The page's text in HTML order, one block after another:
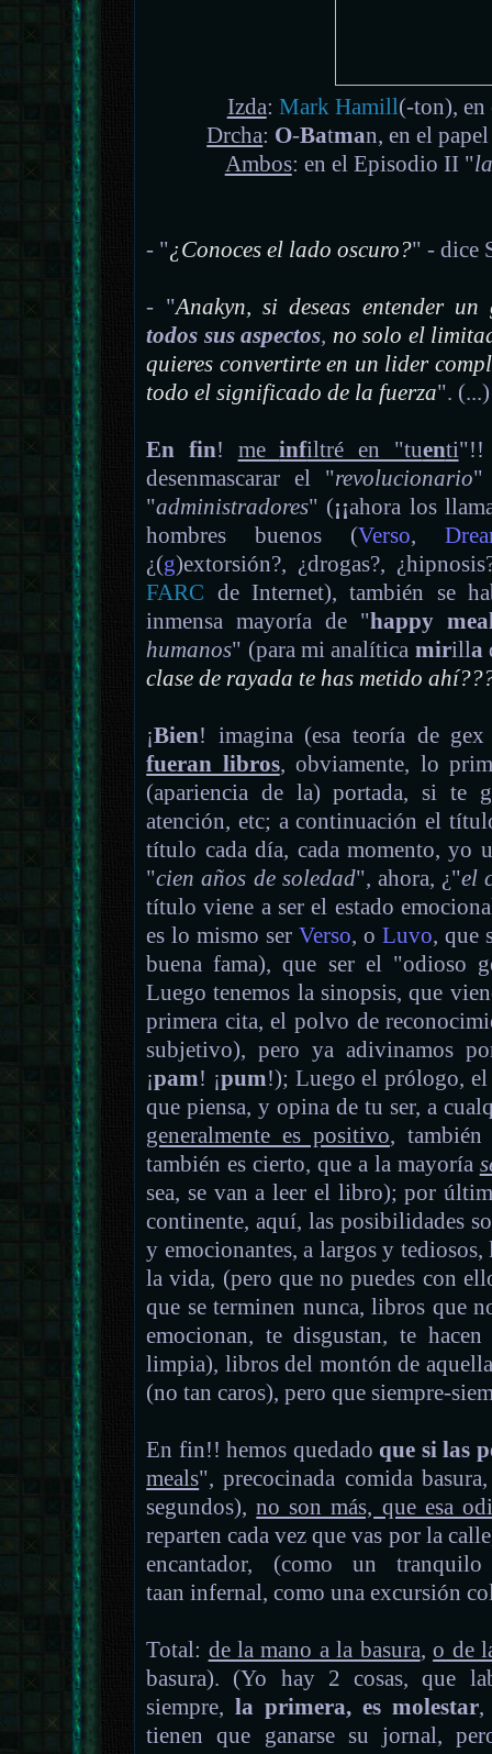
Izda: Mark Hamill(-ton), en
Drcha: O-Batman, en el
Ambos: en el Episodio II "
- "¿Conoces el lado oscuro?" - dice
- "Anakyn, si deseas entender
todos sus aspectos, no solo el
quieres convertirte en un lider
todo el significado de la fuerza". (...)
En fin! meinfiltré en "tuenti"!!
desenmascarar el "revolucionario"
"administradores" (¡¡ahora los
hombres buenos (Verso,
¿(g)extorsión?, ¿drogas?,
FARC de Internet), también se
inmensa mayoría de "happy
humanos" (para mi analítica mirilla
clase de rayada te has metido
¡Bien! imagina (esa teoría de
fueran libros, obviamente, lo
(apariencia de la) portada, si te
atención, etc; a continuación el
título cada día, cada momento, yo
"cien años de soledad", ahora, ¿"el
título viene a ser el estado
es lo mismo ser Verso, o Luvo, que
buena fama), que ser el "odioso
Luego tenemos la sinopsis, que
primera cita, el polvo de
subjetivo), pero ya adivinamos
¡pam! ¡pum!); Luego el prólogo, el
que piensa, y opina de tu ser, a
generalmente es positivo, también
también es cierto, que a la mayoría
sea, se van a leer el libro); por
continente, aquí, las posibilidades
y emocionantes, a largos y
la vida, (pero que no puedes con
que se terminen nunca, libros que
emocionan, te disgustan, te
limpia), libros del montón de
(no tan caros), pero que siempre-
En fin!! hemos quedado que si las
meals", precocinada comida
segundos),no son más, que esa
reparten cada vez que vas por la
encantador, (como un
taan infernal, como una excursión
Total: de la mano a la basura,o de
basura). (Yo hay 2 cosas, que
siempre,la primera, es molestar,
tienen que ganarse su jornal,